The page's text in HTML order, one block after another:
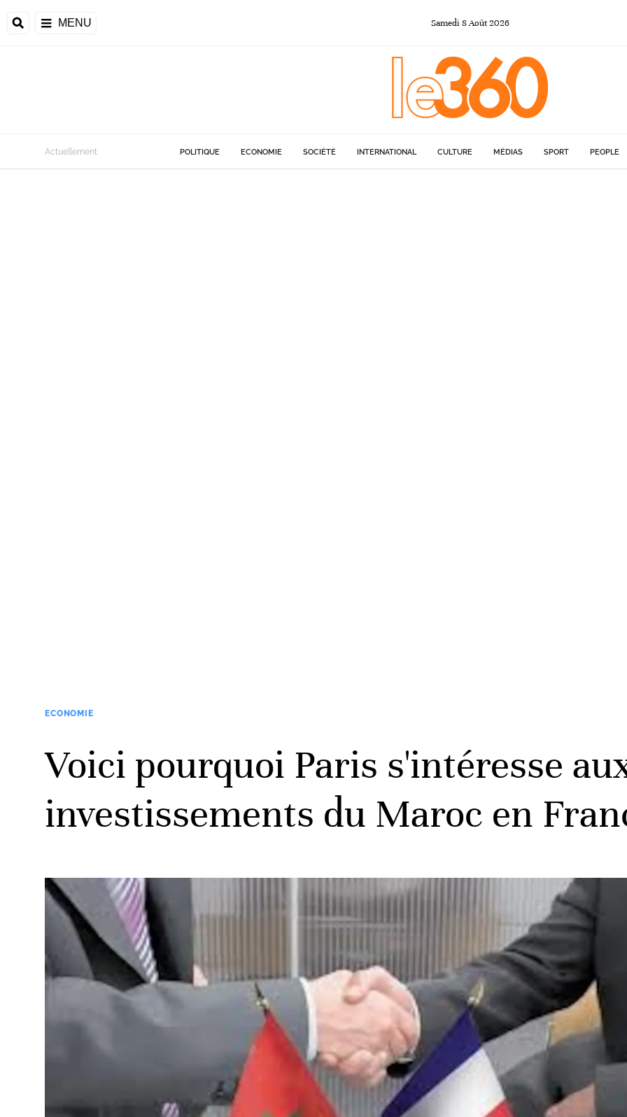
MENU Samedi 8Août2026
Actuellement POLITIQUE ECONOMIE SOCIÉTÉ INTERNATIONAL CULTURE MÉDIAS SPORT PEOPLE
ECONOMIE
Voici pourquoi Paris s'intéresse
investissements du Maroc en